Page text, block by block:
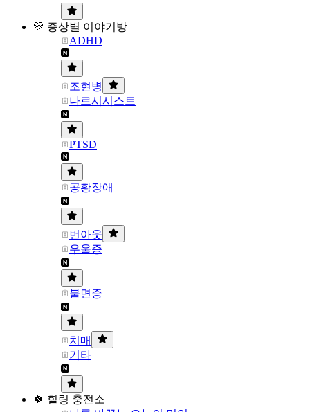
💛 증상별 이야기방
ADHD
조현병
나르시시스트
PTSD
공황장애
번아웃
우울증
불면증
치매
기타
🍀 힐링 충전소